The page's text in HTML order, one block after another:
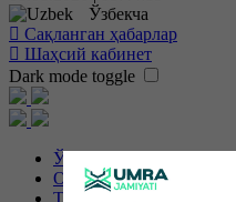
Ўзбекча
Сақланган ҳабарлар
Шаҳсий кабинет
Dark mode toggle
Ўзбекистон
Об-ҳаво
Технология